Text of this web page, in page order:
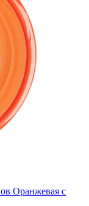
Оранжевая с